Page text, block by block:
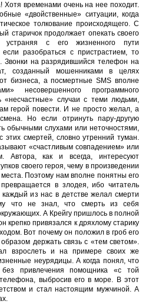
Хотя временами очень на нее походит.
«двойственные» ситуации, когда
толкование происходящего. С
старичок продолжает опекать своего
с его жизненного пути
разобраться с пристрастием, то
Звонки на разрядившийся телефон на
созданный мошенниками в целях
бизнеса, а посмертные SMS вполне
несовершенного программного
«несчастные» случаи с теми людьми,
герой повести. И не просто желал, а
Но если отринуть пару-другую
обычными слухами или неточностями,
этих смертей, словно утренний туман.
«счастливым совпадением» или
Автора, как и всегда, интересуют
своего героя, чему в произведении
Поэтому нам вполне понятны его
в злодея, ибо читатель
каждый из нас в детстве желал смерти
что не знал, что смерть из себя
А Крейгу пришлось в полной
крепко привязался к дряхлому старику
Вот почему он положил в гроб его
держать связь с «тем светом».
взрослеть и на примере своих же
неурядицы. А когда понял, что
привлечения помощника «с той
выбросив его в море. В этот
и стал настоящим мужчиной. А